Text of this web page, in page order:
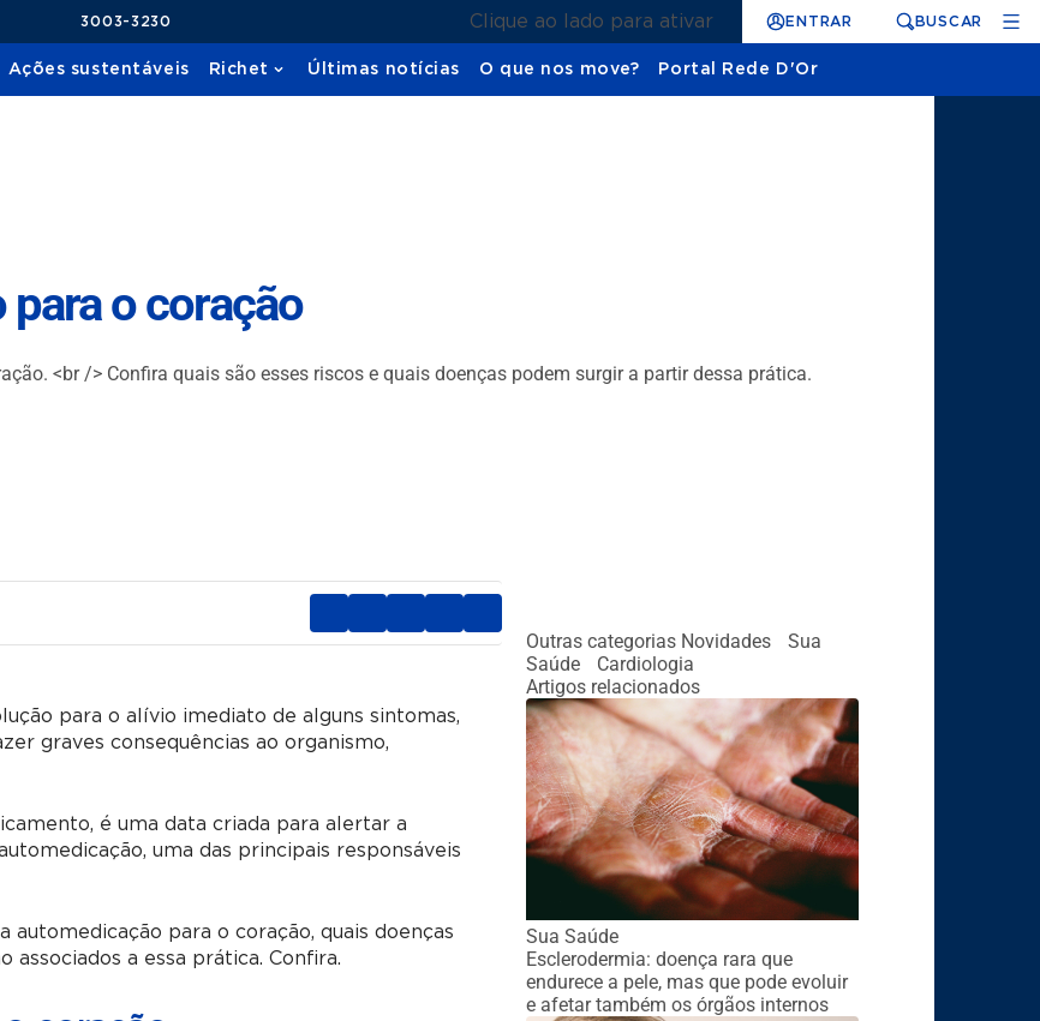
3003-3230 Clique ao lado para ativar ENTRAR BUSCAR
Ações sustentáveis Richet Últimas notícias O que nos move? Portal Rede D'Or
o coração
<br /> Confira quais são esses riscos e quais doenças podem surgir a partir dessa prática.
para o alívio imediato de alguns sintomas,
graves consequências ao organismo,
é uma data criada para alertar a
uma das principais responsáveis
automedicação para o coração, quais doenças
a essa prática. Confira.
Outras categorias Novidades
Sua
Saúde
Cardiologia
Artigos relacionados
Sua Saúde
Esclerodermia: doença rara que
endurece a pele, mas que pode evoluir
e afetar também os órgãos internos